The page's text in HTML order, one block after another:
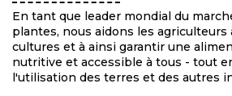
En tant que leader mondial du
plantes, nous aidons les agriculteurs
cultures et à ainsi garantir une
nutritive et accessible à tous - tout
l'utilisation des terres et des autres